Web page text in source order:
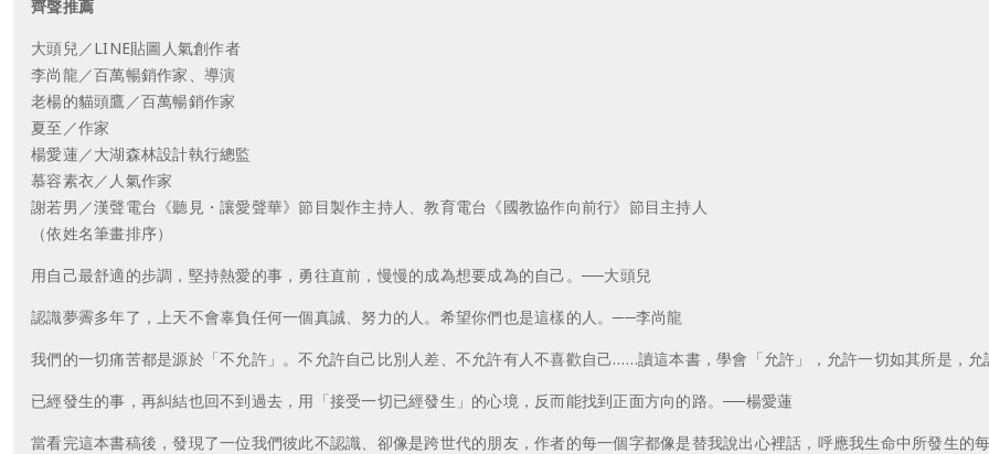
齊聲推薦
大頭兒／LINE貼圖人氣創作者
李尚龍／百萬暢銷作家、導演
老楊的貓頭鷹／百萬暢銷作家
夏至／作家
楊愛蓮／大湖森林設計執行總監
慕容素衣／人氣作家
謝若男／漢聲電台《聽見・讓愛聲華》節目製作主持人、教育電台《國教協作向前行》節目主持人
（依姓名筆畫排序）
用自己最舒適的步調，堅持熱愛的事，勇往直前，慢慢的成為想要成為的自己。──大頭兒
認識夢霽多年了，上天不會辜負任何一個真誠、努力的人。希望你們也是這樣的人。──李尚龍
我們的一切痛苦都是源於「不允許」。不允許自己比別人差、不允許有人不喜歡自己……讀這本書，學會「允許」，允許一切如其所是，
已經發生的事，再糾結也回不到過去，用「接受一切已經發生」的心境，反而能找到正面方向的路。──楊愛蓮
當看完這本書稿後，發現了一位我們彼此不認識、卻像是跨世代的朋友，作者的每一個字都像是替我說出心裡話，呼應我生命中所發生的